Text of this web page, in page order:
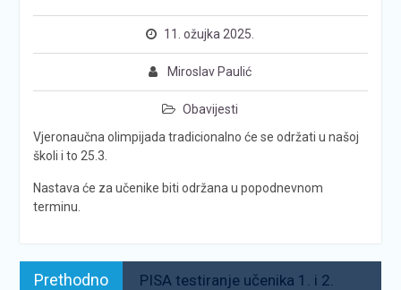
11. ožujka 2025.
Miroslav Paulić
Obavijesti
Vjeronaučna olimpijada tradicionalno će se održati u našoj
školi i to 25.3.
Nastava će za učenike biti održana u popodnevnom
terminu.
Navigacija
Prethodno
PISA testiranje učenika 1. i 2.